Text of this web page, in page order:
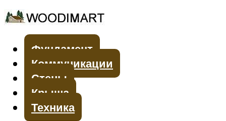
Фундамент
Коммуникации
Стены
Крыша
Техника